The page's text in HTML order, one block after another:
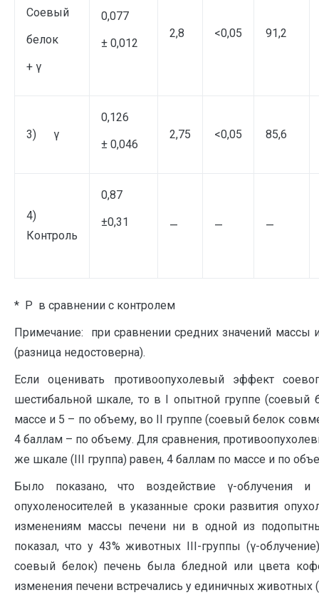
Соевый
белок
+ γ
0,077
± 0,012
2,8 <0,05 91,2
3) γ
0,126
± 0,046
2,75 <0,05 85,6
4)
Контроль
0,87
±0,31
— — —
* Р в сравнении с контролем
Примечание: при сравнении средних значений массы
(разница недостоверна).
Если оценивать противоопухолевый эффект
шестибальной шкале, то в I опытной группе
массе и 5 – по объему, во II группе (соевый белок
4 баллам – по объему. Для сравнения,
же шкале (III группа) равен, 4 баллам по массе и по
Было показано, что воздействие γ-облучения
опухоленосителей в указанные сроки развития
изменениям массы печени ни в одной из
показал, что у 43% животных III-группы (γ-
соевый белок) печень была бледной или цвета
изменения печени встречались у единичных животных